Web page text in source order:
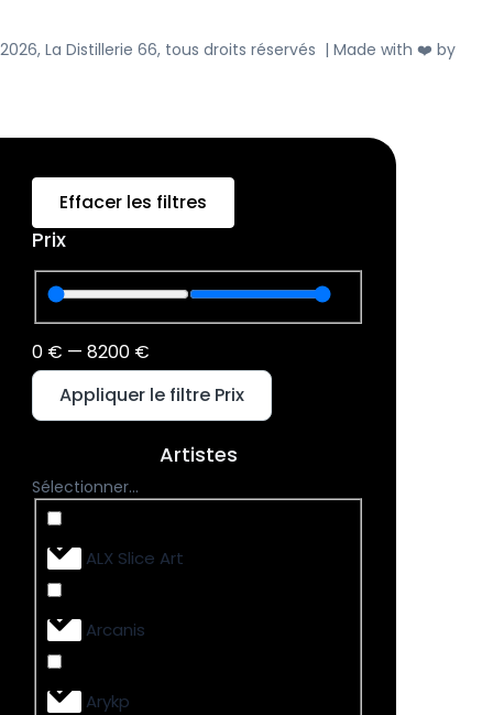
2026, La Distillerie 66, tous droits réservés | Made with ❤️ by
Effacer les filtres
Prix
0 € — 8200 €
Appliquer le filtre Prix
Artistes
Sélectionner...
ALX Slice Art
Arcanis
Arykp